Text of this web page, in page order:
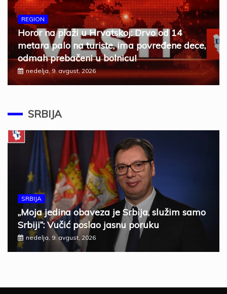
REGION
Horor na plaži u Hrvatskoj: Drvo od 14
metara palo na turiste, ima povređene dece,
odmah prebačeni u bolnicu!
nedelja, 9. avgust, 2026
SRBIJA
SRBIJA
„Moja jedina obaveza je Srbija, služim samo
Srbiji“: Vučić poslao jasnu poruku
nedelja, 9. avgust, 2026